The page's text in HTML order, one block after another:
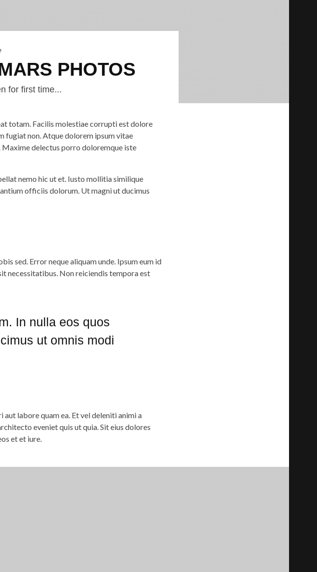
PHOTOS
for first time...
totam. Facilis molestiae corrupti est dolore
fugiat non. Atque dolorem ipsum vitae
Maxime delectus porro doloremque iste
nemo hic ut et. Iusto mollitia similique
officiis dolorum. Ut magni ut ducimus
sed. Error neque aliquam unde. Ipsum eum id
necessitatibus. Non reiciendis tempora est
In nulla eos quos
ut omnis modi
aut labore quam ea. Et vel deleniti animi a
eveniet quis ut quia. Sit eius dolores
et et iure.